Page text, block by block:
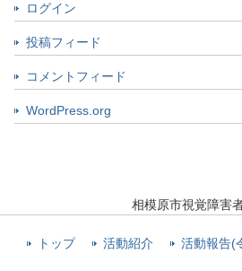
ログイン
投稿フィード
コメントフィード
WordPress.org
相模原市視覚障害
トップ 活動紹介 活動報告(